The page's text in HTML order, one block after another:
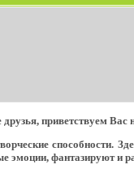
друзья, приветствуем
способности.
фантазируют и